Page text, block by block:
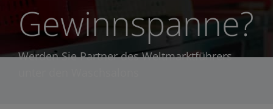
Gewinnspanne?
Werden Sie Partner des Weltmarktführers